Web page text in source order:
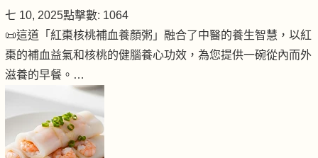
七 10, 2025點擊數: 1064
📜這道「紅棗核桃補血養顏粥」融合了中醫的養生智慧，以紅
棗的補血益氣和核桃的健腦養心功效，為您提供一碗從內而外
滋養的早餐。…